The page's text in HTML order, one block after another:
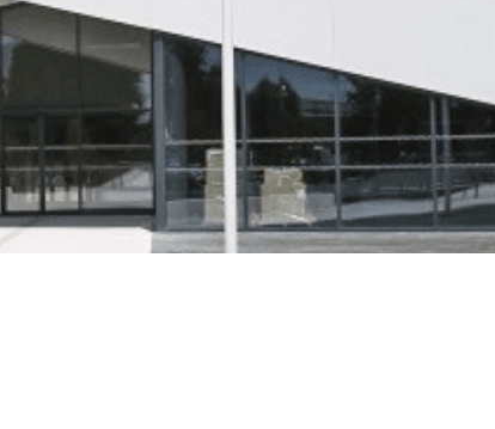
ARTICLES 2024.2025
ARTICLES 2023.2024
Images de la page d'accueil
Cliquez pour éditer